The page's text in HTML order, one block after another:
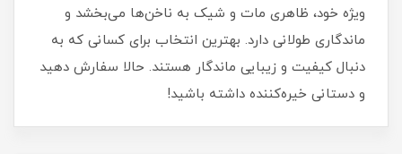
ویژه خود، ظاهری مات و شیک به ناخن‌ها می‌بخشد و
ماندگاری طولانی دارد. بهترین انتخاب برای کسانی که به
دنبال کیفیت و زیبایی ماندگار هستند. حالا سفارش دهید
و دستانی خیره‌کننده داشته باشید!